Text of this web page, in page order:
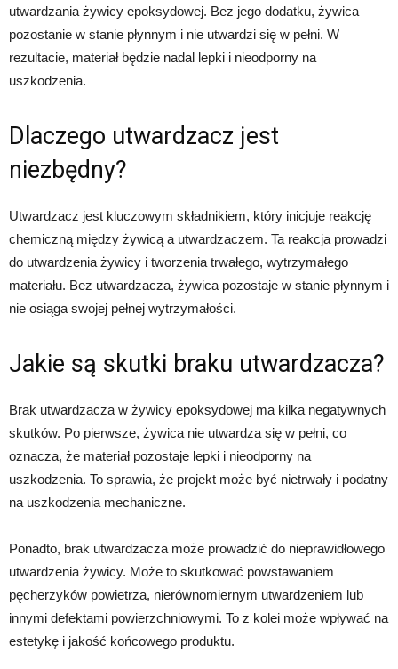
utwardzania żywicy epoksydowej. Bez jego dodatku, żywica
pozostanie w stanie płynnym i nie utwardzi się w pełni. W
rezultacie, materiał będzie nadal lepki i nieodporny na
uszkodzenia.
Dlaczego utwardzacz jest
niezbędny?
Utwardzacz jest kluczowym składnikiem, który inicjuje reakcję
chemiczną między żywicą a utwardzaczem. Ta reakcja prowadzi
do utwardzenia żywicy i tworzenia trwałego, wytrzymałego
materiału. Bez utwardzacza, żywica pozostaje w stanie płynnym i
nie osiąga swojej pełnej wytrzymałości.
Jakie są skutki braku utwardzacza?
Brak utwardzacza w żywicy epoksydowej ma kilka negatywnych
skutków. Po pierwsze, żywica nie utwardza się w pełni, co
oznacza, że materiał pozostaje lepki i nieodporny na
uszkodzenia. To sprawia, że projekt może być nietrwały i podatny
na uszkodzenia mechaniczne.
Ponadto, brak utwardzacza może prowadzić do nieprawidłowego
utwardzenia żywicy. Może to skutkować powstawaniem
pęcherzyków powietrza, nierównomiernym utwardzeniem lub
innymi defektami powierzchniowymi. To z kolei może wpływać na
estetykę i jakość końcowego produktu.